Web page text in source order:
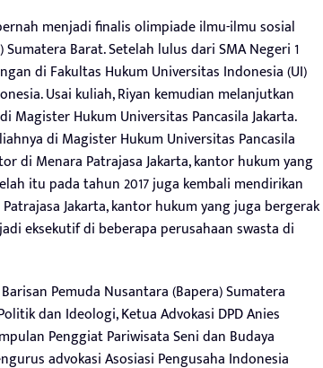
menjadi finalis olimpiade ilmu-ilmu sosial
Barat. Setelah lulus dari SMA Negeri 1
di Fakultas Hukum Universitas Indonesia (UI)
Usai kuliah, Riyan kemudian melanjutkan
Magister Hukum Universitas Pancasila Jakarta.
di Magister Hukum Universitas Pancasila
di Menara Patrajasa Jakarta, kantor hukum yang
itu pada tahun 2017 juga kembali mendirikan
Jakarta, kantor hukum yang juga bergerak
eksekutif di beberapa perusahaan swasta di
Pemuda Nusantara (Bapera) Sumatera
dan Ideologi, Ketua Advokasi DPD Anies
Penggiat Pariwisata Seni dan Budaya
advokasi Asosiasi Pengusaha Indonesia